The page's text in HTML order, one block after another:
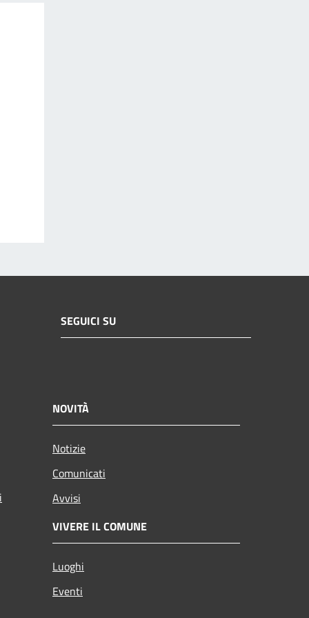
SEGUICI SU
NOVITÀ
Notizie
Comunicati
Avvisi
VIVERE IL COMUNE
Luoghi
Eventi